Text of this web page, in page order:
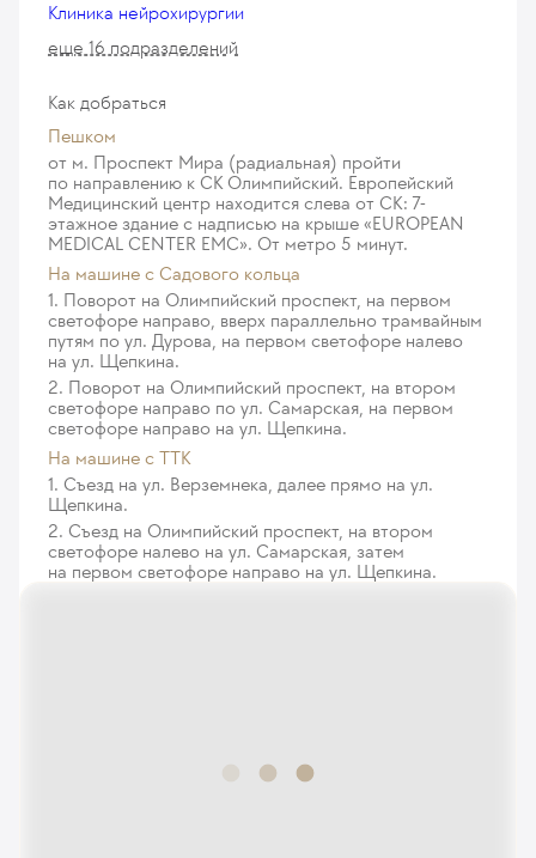
Клиника нейрохирургии
еще 16 подразделений
Как добраться
Пешком
от м. Проспект Мира (радиальная) пройти
по направлению к СК Олимпийский. Европейский
Медицинский центр находится слева от СК: 7-
этажное здание с надписью на крыше «EUROPEAN
MEDICAL CENTER EMC». От метро 5 минут.
На машине c Садового кольца
1. Поворот на Олимпийский проспект, на первом
светофоре направо, вверх параллельно трамвайным
путям по ул. Дурова, на первом светофоре налево
на ул. Щепкина.
2. Поворот на Олимпийский проспект, на втором
светофоре направо по ул. Самарская, на первом
светофоре направо на ул. Щепкина.
На машине с ТТК
1. Съезд на ул. Верземнека, далее прямо на ул.
Щепкина.
2. Съезд на Олимпийский проспект, на втором
светофоре налево на ул. Самарская, затем
на первом светофоре направо на ул. Щепкина.